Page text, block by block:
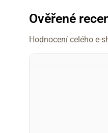
Ověřené
Hodnocení celého e-